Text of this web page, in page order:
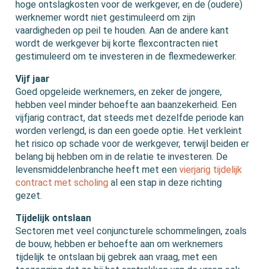
hoge ontslagkosten voor de werkgever, en de (oudere)
werknemer wordt niet gestimuleerd om zijn
vaardigheden op peil te houden. Aan de andere kant
wordt de werkgever bij korte flexcontracten niet
gestimuleerd om te investeren in de flexmedewerker.
Vijf jaar
Goed opgeleide werknemers, en zeker de jongere,
hebben veel minder behoefte aan baanzekerheid. Een
vijfjarig contract, dat steeds met dezelfde periode kan
worden verlengd, is dan een goede optie. Het verkleint
het risico op schade voor de werkgever, terwijl beiden er
belang bij hebben om in de relatie te investeren. De
levensmiddelenbranche heeft met eenvierjarig tijdelijk
contract met scholing al een stap in deze richting
gezet.
Tijdelijk ontslaan
Sectoren met veel conjuncturele schommelingen, zoals
de bouw, hebben er behoefte aan om werknemers
tijdelijk te ontslaan bij gebrek aan vraag, met een